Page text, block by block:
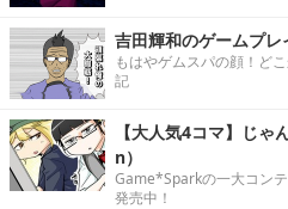
吉田輝和のゲームプレ
もはやゲムスパの顔！ど
記
【大人気4コマ】じ
n）
Game*Sparkの一大コン
発売中！